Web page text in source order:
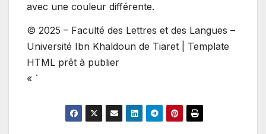
avec une couleur différente.
© 2025 – Faculté des Lettres et des Langues –
Université Ibn Khaldoun de Tiaret | Template
HTML prêt à publier
« `